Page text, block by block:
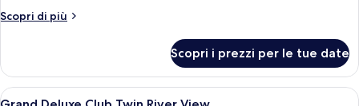
King
Scopri di più
Altri
Deluxe
Club
King
Scopri i prezzi per le tue date
Apri
Camera d'albergo con due letti, un
6